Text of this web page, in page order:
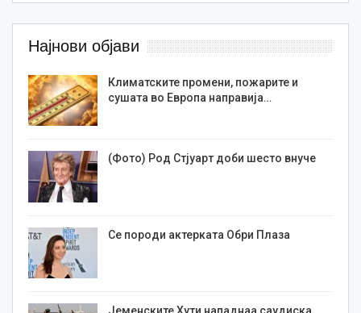
Најнови објави
Климатските промени, пожарите и
сушата во Европа направија…
(Фото) Род Стјуарт доби шесто внуче
Се породи актерката Обри Плаза